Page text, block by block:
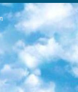
экзаменационных материалов на все языки обучения перевод и экспертиза; для слепых, слабовидящих, глухих, слабослышащих и умственно отсталых детей учащиеся выпускных классов специализированных школ и школ-интернатов база данных экзаменационных материалов на всех преподаваемых языках подготовка критериев оценки; специализированные школы для умственно отсталых детей и технологии для учащихся выпускных классов школ-интернатов разработка соответствующих рекомендаций и критериев проведения ЕГЭ по естествознанию давать задания. 4. Педагогический при специализированных образовательных учреждениях. Научно-практический центр навыков и международной оценки (Д.Давидова), Республика образовательный центр (Худайкулов Ш.) итоговый государственный аттестационный экзамен ориентирован на творческое и логическое мышление при подготовке базы материалов учитывать введение заданий. 5. Следует отметить, что: сертификат государственного образца о знании общеобразовательного предмета и как минимум национальный уровень B1 по предметам на иностранных языках, указанным в Приложении 2. или международно признанный сертификат эквивалентного уровня студенты, изучающие определенный предмет, освобождаются от экзамена; по соответствующим предметам запланирована итоговая государственная аттестация за день до дня, путем жеребьевки Рабочей группой (в письменной форме по предметам, проводимым в форме) из числа сформированных вариантов выбрано 2 варианта; 2 выбранных варианта экзамена анонсированы на